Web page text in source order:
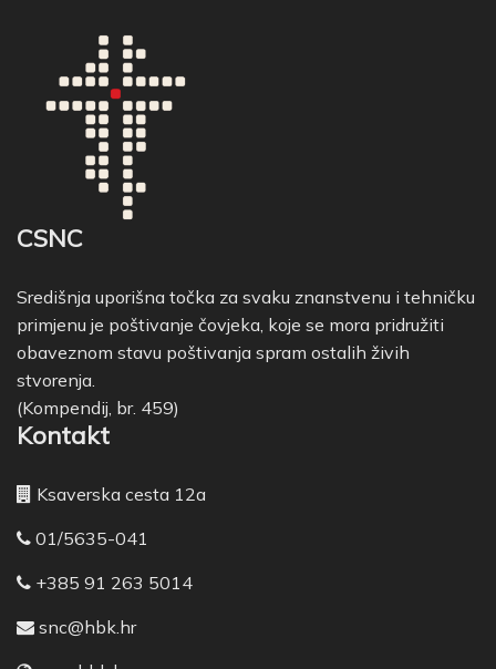
CSNC
Središnja uporišna točka za svaku znanstvenu i tehničku
primjenu je poštivanje čovjeka, koje se mora pridružiti
obaveznom stavu poštivanja spram ostalih živih
stvorenja.
(Kompendij, br. 459)
Kontakt
Ksaverska cesta 12a
01/5635-041
+385 91 263 5014
snc@hbk.hr